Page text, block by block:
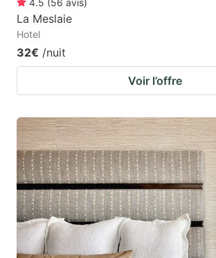
4.5 (56 avis)
La Meslaie
Hotel
32€ /nuit
Voir l’offre